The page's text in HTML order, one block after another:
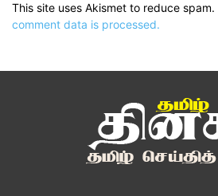
This site uses Akismet to reduce spam.
comment data is processed.